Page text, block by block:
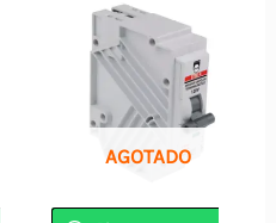
AGOTADO